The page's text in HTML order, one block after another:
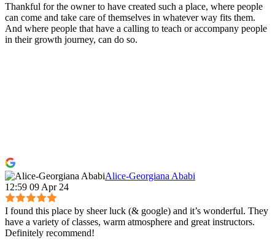
Thankful for the owner to have created such a place, where people
can come and take care of themselves in whatever way fits them.
And where people that have a calling to teach or accompany people
in their growth journey, can do so.
Alice-Georgiana Ababi
12:59 09 Apr 24
I found this place by sheer luck (& google) and it’s wonderful. They
have a variety of classes, warm atmosphere and great instructors.
Definitely recommend!